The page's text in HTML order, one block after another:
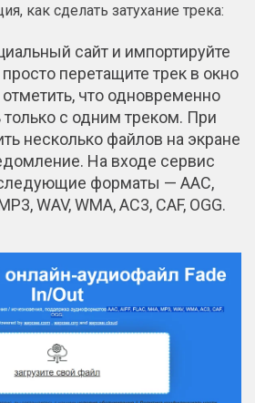
как сделать затухание трека:
сайт и импортируйте
перетащите трек в окно
отметить, что одновременно
с одним треком. При
несколько файлов на экране
На входе сервис
форматы — AAC,
WAV, WMA, AC3, CAF, OGG.